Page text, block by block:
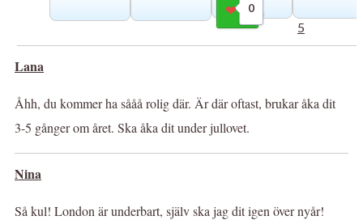
0
Gilla
5
Lana
Åhh, du kommer ha sååå rolig där. Är där oftast, brukar åka dit
3-5 gånger om året. Ska åka dit under jullovet.
Nina
Så kul! London är underbart, själv ska jag dit igen över nyår!